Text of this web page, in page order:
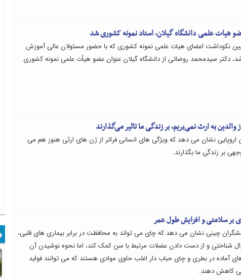
هیات علمی دانشگاه گیلان، استاد نمونه کشوری شد
نکوداشت اعضای هیات علمی نمونه کشوری که با حضور مسئولان عالی آموزش
دکتر سیدمحمد روضاتی از دانشگاه گیلان عنوان عضو هیأت علمی نمونه کشوری
به ارث نمی‌بریم، بر زندگی ما تاثیر می‌گذارند
نشان می دهد که ویژگی های انسانی فراتر از ژن های ارثی هنوز هم می
بر زندگی ما بگذارند.
بر سلامتی و افزایش طول عمر
چینی نشان می دهد که چای می تواند به محافظت در برابر بیماری های قلبی،
شناختی و از دست دادن عضلات مرتبط با سن کمک کند، اما نحوه نوشیدن آن
آماده در بطری و چای حباب دار اغلب حاوی موادی هستند که می توانند فواید
کاهش دهند.